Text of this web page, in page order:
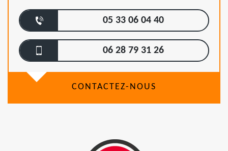
05 33 06 04 40
06 28 79 31 26
CONTACTEZ-NOUS